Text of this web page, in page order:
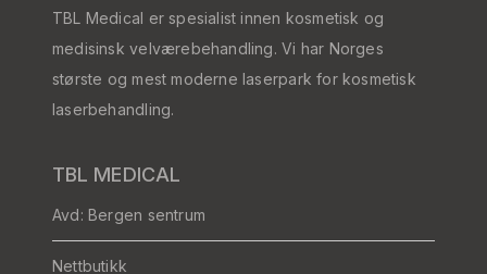
TBL Medical er spesialist innen kosmetisk og
medisinsk velværebehandling. Vi har Norges
største og mest moderne laserpark for kosmetisk
laserbehandling.
TBL MEDICAL
Avd: Bergen sentrum
Nettbutikk